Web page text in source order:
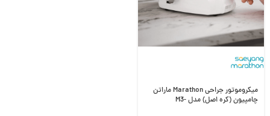
میکروموتور جراحی Marathon ماراتن
چامپیون (کره اصل) مدل M3-